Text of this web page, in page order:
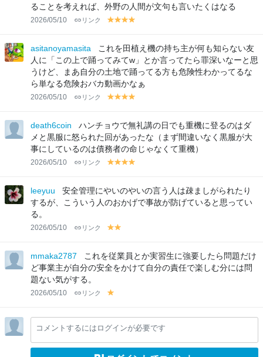
ることを考えれば、外野の人間が文句も言いたくはなる
2026/05/10 リンク
y
lo
w
y
lo
w
y
lo
w
lo
w
asitanoyamasita
これを田植え機の持ち主が何も知らない友
人に「この上で踊ってみてw」とか言ってたら罪深いなーと思
うけど、まあ自分の土地で踊ってる方も危険性わかってるな
ら単なる危険おバカ動画かなぁ
2026/05/10 リンク
y
lo
w
y
lo
w
y
lo
w
lo
death6coin
ハンチョウで無礼講の日でも重機に登るのはダ
メと黒服に怒られた回があったな（まず間違いなく黒服が大
事にしているのは債務者の命じゃなくて重機）
2026/05/10 リンク
y
lo
w
y
lo
w
y
lo
w
lo
w
leeyuu
安全管理にやいのやいの言う人は疎ましがられたり
するが、こういう人のおかげで事故が防げていると思ってい
る。
2026/05/10 リンク
y
lo
w
lo
w
mmaka2787
これを従業員とか実習生に強要したら問題だけ
ど事業主が自分の安全をかけて自分の責任で楽しむ分には問
題ない気がする。
2026/05/10 リンク
lo
w
コメントするにはログインが必要です